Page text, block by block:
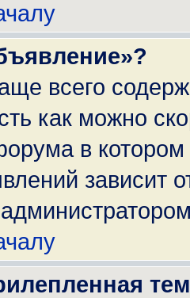
всего
как можно
в
зависит